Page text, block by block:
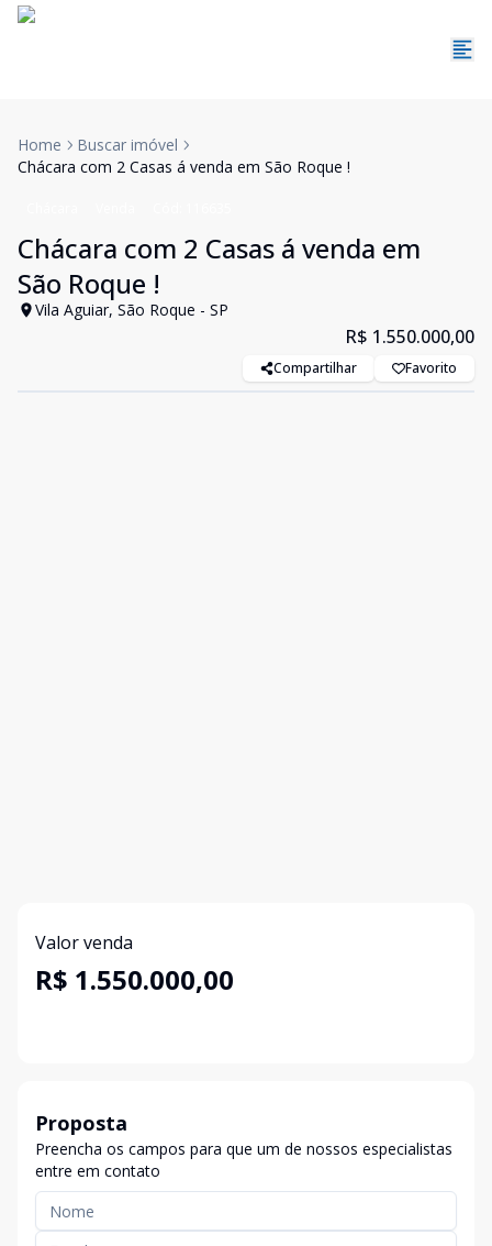
Home
Buscar imóvel
Chácara com 2 Casas á venda em São Roque !
Chácara com 2 Casas á venda em
São Roque !
Vila Aguiar, São Roque - SP
R$ 1.550.000,00
Compartilhar Favorito
Valor venda
R$ 1.550.000,00
Proposta
Preencha os campos para que um de nossos especialistas
entre em contato